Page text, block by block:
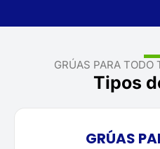
GRÚAS PARA TODO
Tipos
GRÚAS